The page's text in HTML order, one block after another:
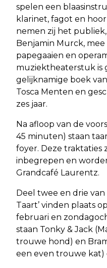
spelen een
klarinet, fagot en
nemen zij het
Benjamin Murck, mee
papegaaien en
muziektheaterstuk is
gelijknamige boek
Tosca Menten en
zes jaar.
Na afloop van de
45 minuten) staan
foyer. Deze traktaties
inbegrepen en
Grandcafé Laurentz.
Deel twee en drie van
Taart’ vinden plaats
februari en
staan Tonky & Jack
trouwe hond) en
een even trouwe kat)